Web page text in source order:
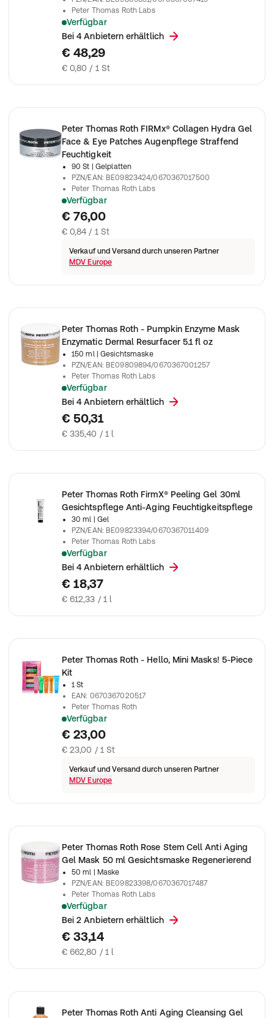
Peter Thomas Roth Labs
Verfügbar
Die Gelpflaster für die Augenpartie helfen, Feuchtigkeit zu
Bei 4 Anbietern erhältlich
€ 48,29
€ 0,80 / 1 St
Peter Thomas Roth FIRMx® Collagen Hydra Gel
Face & Eye Patches Augenpflege Straffend
Feuchtigkeit
90 St
| Gelplatten
PZN/EAN: BE09823424/0670367017500
Peter Thomas Roth Labs
Verfügbar
Peter Thomas Roth - FIRMx® Collagen Hydra-Gel Face & Eye
€ 76,00
€ 0,84 / 1 St
Verkauf und Versand durch unseren Partner
MDV Europe
Peter Thomas Roth - Pumpkin Enzyme Mask
Enzymatic Dermal Resurfacer 5.1 fl oz
150 ml
| Gesichtsmaske
PZN/EAN: BE09809894/0670367001257
Peter Thomas Roth Labs
Verfügbar
Bei 4 Anbietern erhältlich
€ 50,31
€ 335,40 / 1 l
Peter Thomas Roth FirmX® Peeling Gel 30ml
Gesichtspflege Anti-Aging Feuchtigkeitspflege
30 ml
| Gel
PZN/EAN: BE09823394/0670367011409
Peter Thomas Roth Labs
Verfügbar
Peter Thomas Roth - FirmX® Peeling Gel 30ml
Bei 4 Anbietern erhältlich
€ 18,37
€ 612,33 / 1 l
Peter Thomas Roth - Hello, Mini Masks! 5-Piece
Kit
1 St
EAN: 0670367020517
Peter Thomas Roth
Verfügbar
Peter Thomas Roth - Hello, Mini Masks! 5-Piece Kit
€ 23,00
€ 23,00 / 1 St
Verkauf und Versand durch unseren Partner
MDV Europe
Peter Thomas Roth Rose Stem Cell Anti Aging
Gel Mask 50 ml Gesichtsmaske Regenerierend
50 ml
| Maske
PZN/EAN: BE09823398/0670367017487
Peter Thomas Roth Labs
Verfügbar
Peter Thomas Roth - Rose Stem Cell Anti-Aging Gel Mask
Bei 2 Anbietern erhältlich
€ 33,14
€ 662,80 / 1 l
Peter Thomas Roth Anti Aging Cleansing Gel